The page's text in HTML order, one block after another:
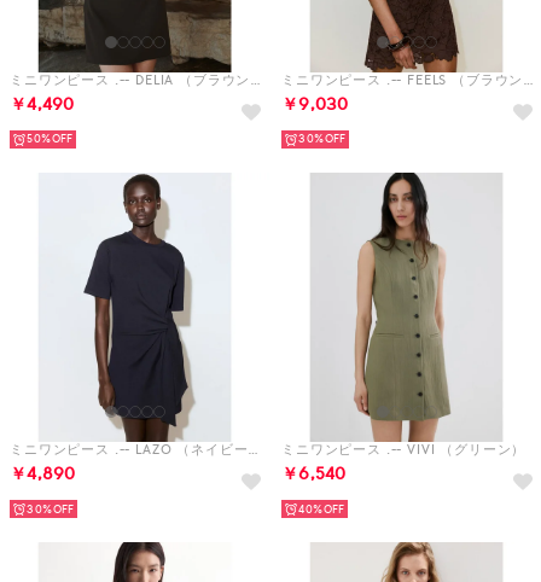
ミニワンピース .-- DELIA （ブラウン）
￥4,490
50%
ミニワンピース .-- FEELS （ブラウン）
￥9,030
30%
ミニワンピース .-- LAZO （ネイビーブルー）
￥4,890
30%
ミニワンピース .-- VIVI （グリーン）
￥6,540
40%